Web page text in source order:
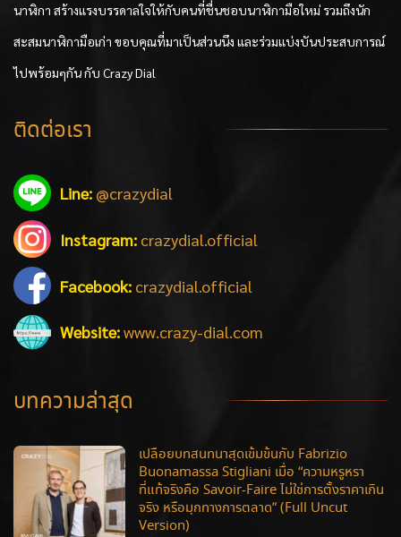
นาฬิกา สร้างแรงบรรดาลใจให้กับคนที่ชื่นชอบนาฬิกามือใหม่ รวมถึงนัก
สะสมนาฬิกามือเก่า ขอบคุณที่มาเป็นส่วนนึง และร่วมแบ่งบันประสบการณ์
ไปพร้อมๆกัน กับ Crazy Dial
ติดต่อเรา
Line: @crazydial
Instagram: crazydial.official
Facebook: crazydial.official
Website:www.crazy-dial.com
บทความล่าสุด
เปลือยบทสนทนาสุดเข้มข้นกับ Fabrizio
Buonamassa Stigliani เมื่อ “ความหรูหรา
ที่แท้จริงคือ Savoir-Faire ไม่ใช่การตั้งราคาเกิน
จริง หรือมุกทางการตลาด” (Full Uncut
Version)